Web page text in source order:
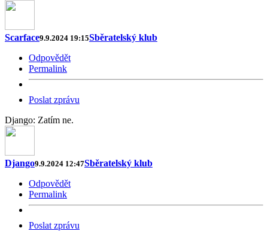
Scarface9.9.2024 19:15Sběratelský klub
Odpovědět
Permalink
Poslat zprávu
Django: Zatím ne.
Django9.9.2024 12:47Sběratelský klub
Odpovědět
Permalink
Poslat zprávu